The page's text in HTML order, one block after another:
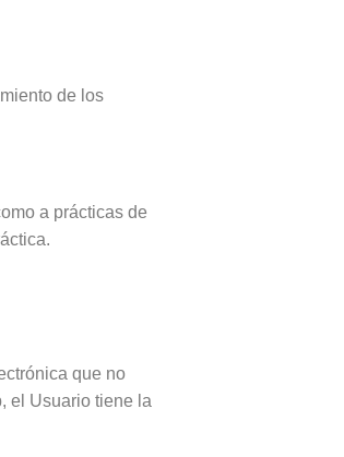
de los
a prácticas de
que no
el Usuario tiene la